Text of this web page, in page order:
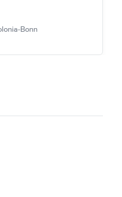
Bonn